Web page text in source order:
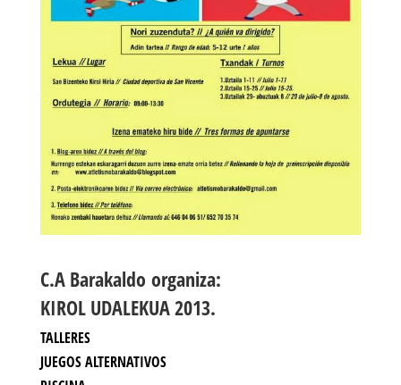
C.A Barakaldo organiza:
KIROL UDALEKUA 2013.
TALLERES
JUEGOS ALTERNATIVOS